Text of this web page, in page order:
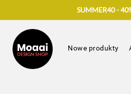
SUMMER40 -
Nowe produkty